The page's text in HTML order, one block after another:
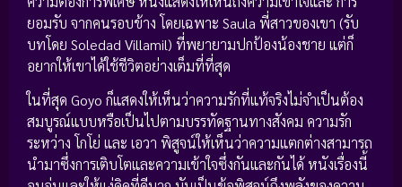
ยอมรับ จากคนรอบข้าง โดยเฉพาะ Saula พี่สาวของเขา (รับ
บทโดย Soledad Villamil) ที่พยายามปกป้องน้องชาย แต่ก็
อยากให้เขาได้ใช้ชีวิตอย่างเต็มที่ที่สุด
ในที่สุด Goyo ก็แสดงให้เห็นว่าความรักที่แท้จริงไม่จำเป็นต้อง
สมบูรณ์แบบหรือเป็นไปตามบรรทัดฐานทางสังคม ความรัก
ระหว่าง โกโย่ และ เอวา พิสูจน์ให้เห็นว่าความแตกต่างสามารถ
นำมาซึ่งการเติบโตและความเข้าใจซึ่งกันและกันได้ หนังเรื่องนี้